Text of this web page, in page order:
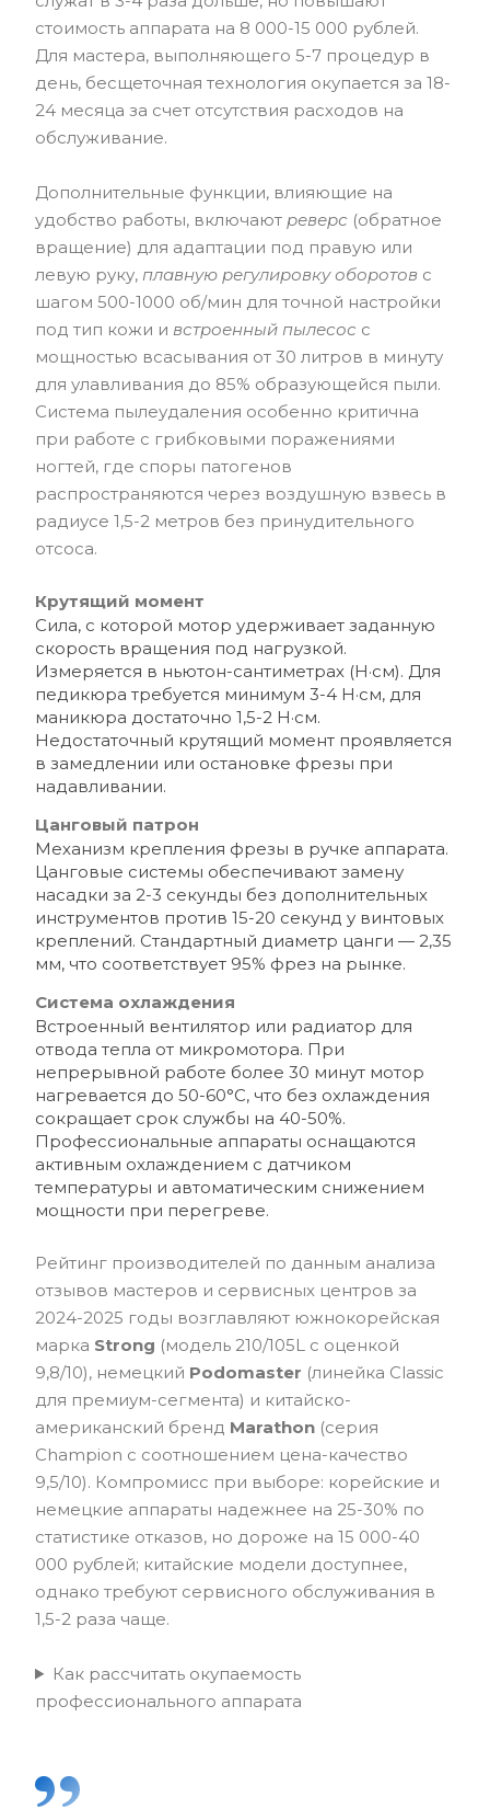
стоимость аппарата на 8 000-15 000 рублей.
Для мастера, выполняющего 5-7 процедур в
день, бесщеточная технология окупается за 18-
24 месяца за счет отсутствия расходов на
обслуживание.
Дополнительные функции, влияющие на
удобство работы, включают реверс (обратное
вращение) для адаптации под правую или
левую руку, плавную регулировку оборотов с
шагом 500-1000 об/мин для точной настройки
под тип кожи и встроенный пылесос с
мощностью всасывания от 30 литров в минуту
для улавливания до 85% образующейся пыли.
Система пылеудаления особенно критична
при работе с грибковыми поражениями
ногтей, где споры патогенов
распространяются через воздушную взвесь в
радиусе 1,5-2 метров без принудительного
отсоса.
Крутящий момент
Сила, с которой мотор удерживает заданную
скорость вращения под нагрузкой.
Измеряется в ньютон-сантиметрах (Н·см). Для
педикюра требуется минимум 3-4 Н·см, для
маникюра достаточно 1,5-2 Н·см.
Недостаточный крутящий момент проявляется
в замедлении или остановке фрезы при
надавливании.
Цанговый патрон
Механизм крепления фрезы в ручке аппарата.
Цанговые системы обеспечивают замену
насадки за 2-3 секунды без дополнительных
инструментов против 15-20 секунд у винтовых
креплений. Стандартный диаметр цанги — 2,35
мм, что соответствует 95% фрез на рынке.
Система охлаждения
Встроенный вентилятор или радиатор для
отвода тепла от микромотора. При
непрерывной работе более 30 минут мотор
нагревается до 50-60°C, что без охлаждения
сокращает срок службы на 40-50%.
Профессиональные аппараты оснащаются
активным охлаждением с датчиком
температуры и автоматическим снижением
мощности при перегреве.
Рейтинг производителей по данным анализа
отзывов мастеров и сервисных центров за
2024-2025 годы возглавляют южнокорейская
марка Strong (модель 210/105L с оценкой
9,8/10), немецкий Podomaster (линейка Classic
для премиум-сегмента) и китайско-
американский бренд Marathon (серия
Champion с соотношением цена-качество
9,5/10). Компромисс при выборе: корейские и
немецкие аппараты надежнее на 25-30% по
статистике отказов, но дороже на 15 000-40
000 рублей; китайские модели доступнее,
однако требуют сервисного обслуживания в
1,5-2 раза чаще.
Как рассчитать окупаемость
профессионального аппарата